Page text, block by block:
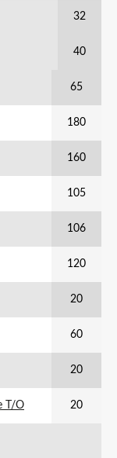
32
40
65
180
160
105
106
120
20
60
20
Т/О 20